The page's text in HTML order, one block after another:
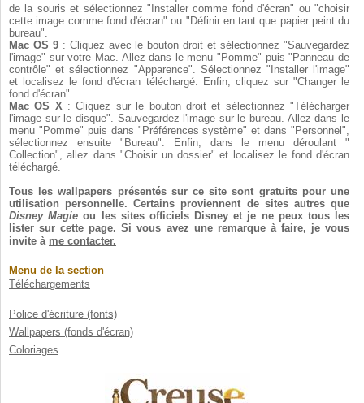
de la souris et sélectionnez "Installer comme fond d'écran" ou "choisir
cette image comme fond d'écran" ou "Définir en tant que papier peint du
bureau".
Mac OS 9: Cliquez avec le bouton droit et sélectionnez "Sauvegardez
l'image" sur votre Mac. Allez dans le menu "Pomme" puis "Panneau de
contrôle" et sélectionnez "Apparence". Sélectionnez "Installer l'image"
et localisez le fond d'écran téléchargé. Enfin, cliquez sur "Changer le
fond d'écran".
Mac OS X : Cliquez sur le bouton droit et sélectionnez "Télécharger
l'image sur le disque". Sauvegardez l'image sur le bureau. Allez dans le
menu "Pomme" puis dans "Préférences système" et dans "Personnel",
sélectionnez ensuite "Bureau". Enfin, dans le menu déroulant "
Collection", allez dans "Choisir un dossier" et localisez le fond d'écran
téléchargé.
Tous les wallpapers présentés sur ce site sont gratuits pour une
utilisation personnelle. Certains proviennent de sites autres que
Disney Magie ou les sites officiels Disney et je ne peux tous les
lister sur cette page. Si vous avez une remarque à faire, je vous
invite à me contacter.
Menu de la section
Téléchargements
Police d'écriture (fonts)
Wallpapers (fonds d'écran)
Coloriages